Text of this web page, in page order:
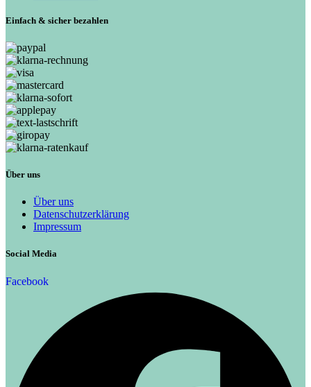
Einfach & sicher bezahlen
Über uns
Über uns
Datenschutzerklärung
Impressum
Social Media
Facebook